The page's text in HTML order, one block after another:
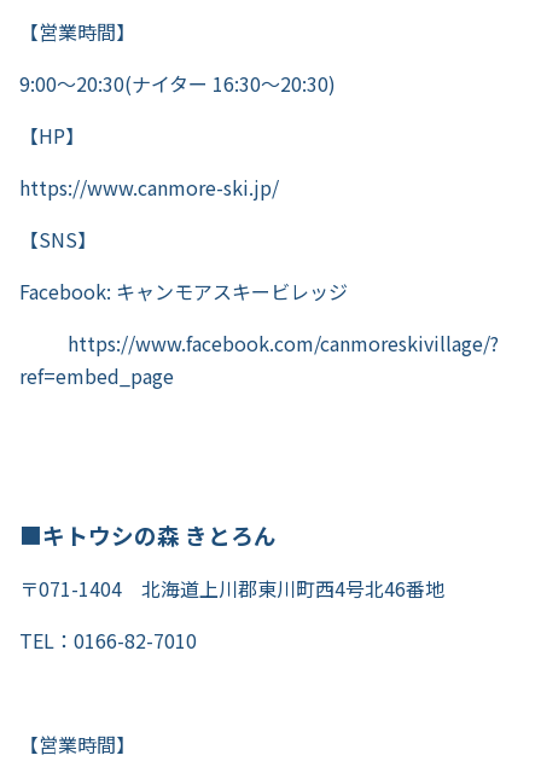
【営業時間】
9:00～20:30(ナイター 16:30～20:30)
【HP】
https://www.canmore-ski.jp/
【SNS】
Facebook: キャンモアスキービレッジ
https://www.facebook.com/canmoreskivillage/?
ref=embed_page
■キトウシの森 きとろん
〒071-1404 北海道上川郡東川町西4号北46番地
TEL：0166-82-7010
【営業時間】